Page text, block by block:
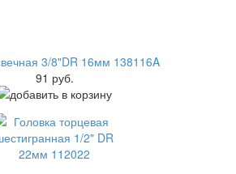
3/8"DR 16мм 138116A
91 руб.